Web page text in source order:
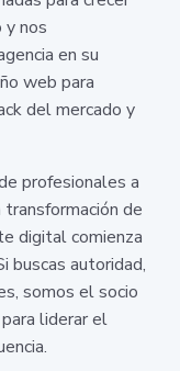
y nos
en su
web para
del mercado y
profesionales a
de
digital comienza
buscas autoridad,
somos el socio
liderar el